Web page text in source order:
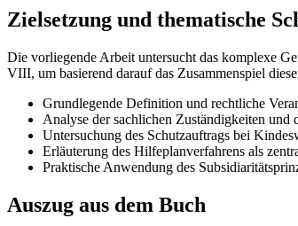
Zielsetzung und thematische
Die vorliegende Arbeit untersucht das komplexe
VIII, um basierend darauf das Zusammenspiel
Grundlegende Definition und rechtliche
Analyse der sachlichen Zuständigkeiten und
Untersuchung des Schutzauftrags bei
Erläuterung des Hilfeplanverfahrens als
Praktische Anwendung des
Auszug aus dem Buch